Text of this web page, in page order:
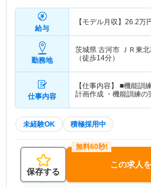
給与
【モデル月収】 26.2万
勤務地
茨城県 古河市 ＪＲ東
（徒歩14分）
仕事内容
【仕事内容】 ■機能訓
計画作成 ・機能訓練
未経験OK 積極採用中
保存する
この求人